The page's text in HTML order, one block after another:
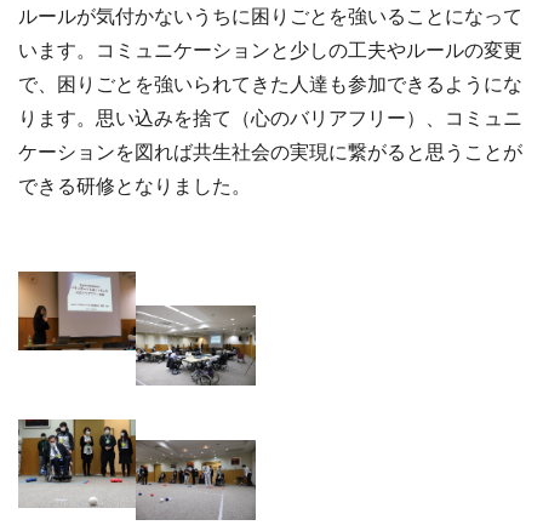
ルールが気付かないうちに困りごとを強いることになって
います。コミュニケーションと少しの工夫やルールの変更
で、困りごとを強いられてきた人達も参加できるようにな
ります。思い込みを捨て（心のバリアフリー）、コミュニ
ケーションを図れば共生社会の実現に繋がると思うことが
できる研修となりました。